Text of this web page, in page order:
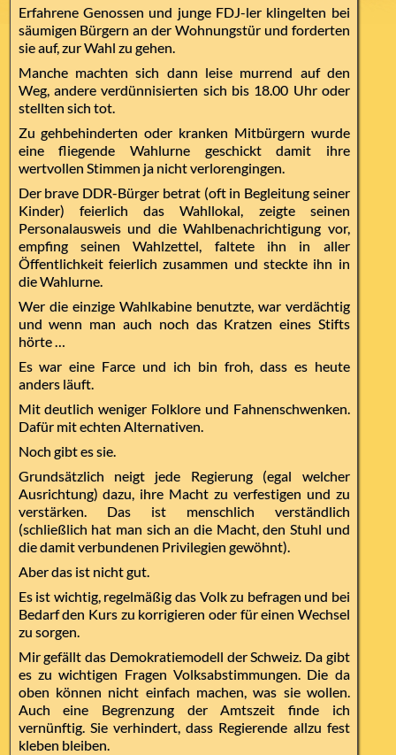
Erfahrene Genossen und junge FDJ-ler klingelten bei
säumigen Bürgern an der Wohnungstür und forderten
sie auf, zur Wahl zu gehen.
Manche machten sich dann leise murrend auf den
Weg, andere verdünnisierten sich bis 18.00 Uhr oder
stellten sich tot.
Zu gehbehinderten oder kranken Mitbürgern wurde
eine fliegende Wahlurne geschickt damit ihre
wertvollen Stimmen ja nicht verlorengingen.
Der brave DDR-Bürger betrat (oft in Begleitung seiner
Kinder) feierlich das Wahllokal, zeigte seinen
Personalausweis und die Wahlbenachrichtigung vor,
empfing seinen Wahlzettel, faltete ihn in aller
Öffentlichkeit feierlich zusammen und steckte ihn in
die Wahlurne.
Wer die einzige Wahlkabine benutzte, war verdächtig
und wenn man auch noch das Kratzen eines Stifts
hörte …
Es war eine Farce und ich bin froh, dass es heute
anders läuft.
Mit deutlich weniger Folklore und Fahnenschwenken.
Dafür mit echten Alternativen.
Noch gibt es sie.
Grundsätzlich neigt jede Regierung (egal welcher
Ausrichtung) dazu, ihre Macht zu verfestigen und zu
verstärken. Das ist menschlich verständlich
(schließlich hat man sich an die Macht, den Stuhl und
die damit verbundenen Privilegien gewöhnt).
Aber das ist nicht gut.
Es ist wichtig, regelmäßig das Volk zu befragen und bei
Bedarf den Kurs zu korrigieren oder für einen Wechsel
zu sorgen.
Mir gefällt das Demokratiemodell der Schweiz. Da gibt
es zu wichtigen Fragen Volksabstimmungen. Die da
oben können nicht einfach machen, was sie wollen.
Auch eine Begrenzung der Amtszeit finde ich
vernünftig. Sie verhindert, dass Regierende allzu fest
kleben bleiben.